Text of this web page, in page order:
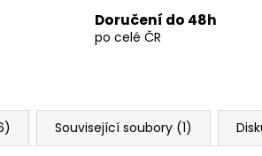
Doručení do 48h
po celé ČR
Související soubory (1)